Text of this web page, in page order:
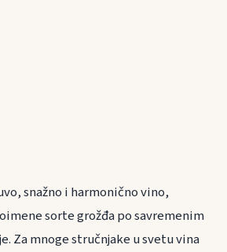
snažno i harmonično vino,
sorte grožđa po savremenim
Za mnoge stručnjake u svetu vina